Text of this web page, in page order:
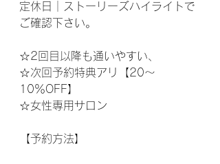
定休日｜ストーリーズハイライトで
ご確認下さい。
☆2回目以降も通いやすい、
☆次回予約特典アリ【20～
10％OFF】
☆女性専用サロン
【予約方法】